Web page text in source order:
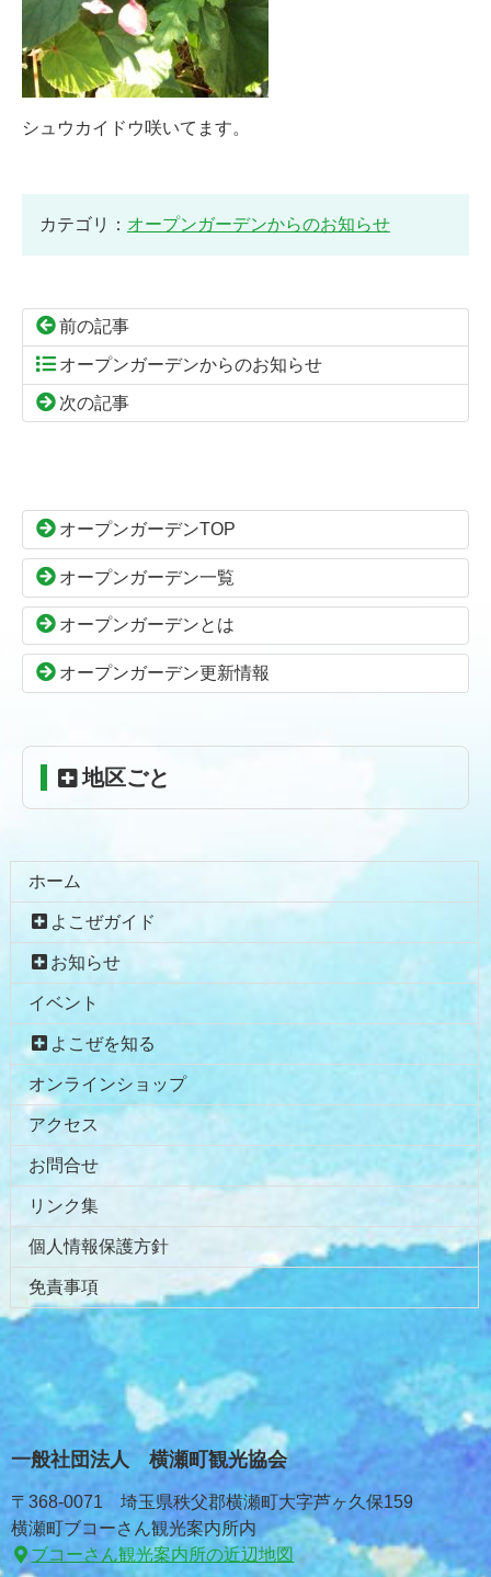
シュウカイドウ咲いてます。
カテゴリ： オープンガーデンからのお知らせ
前の記事
オープンガーデンからのお知らせ
次の記事
ン
本
文
先
へ
る
の
頭
へ
る
オープンガーデンTOP
オープンガーデン一覧
オープンガーデンとは
オープンガーデン更新情報
地区ごと
ホーム
よこぜガイド
お知らせ
イベント
よこぜを知る
オンラインショップ
アクセス
お問合せ
リンク集
個人情報保護方針
免責事項
一般社団法人 横瀬町観光協会
〒368-0071 埼玉県秩父郡横瀬町大字芦ヶ久保159
横瀬町ブコーさん観光案内所内
ブコーさん観光案内所の近辺地図